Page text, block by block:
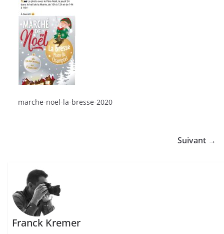
marche-noel-la-bresse-2020
Suivant →
Franck Kremer